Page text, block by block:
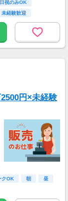
祝のみOK
未経験歓迎
円×未経験
クOK 朝
昼